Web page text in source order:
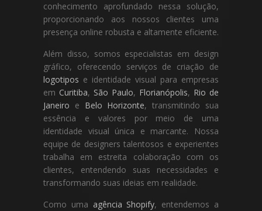
conhecimento aprofundado nessa solução,
proporcionando aos nossos clientes uma
presença online robusta e altamente eficiente.
Além disso, somos especialistas em design
gráfico, oferecendo serviços de criação de
logotipos e identidade visual para empresas
em Curitiba, São Paulo, Florianópolis, Rio de
Janeiro e Belo Horizonte, transmitindo sua
essência e valores por meio de uma
identidade visual única e marcante. Nossa
equipe de designers talentosos e experientes
trabalha em estreita colaboração com os
clientes, entendendo suas necessidades e
transformando suas ideias em realidade.
Como uma agência Shopify, entendemos a